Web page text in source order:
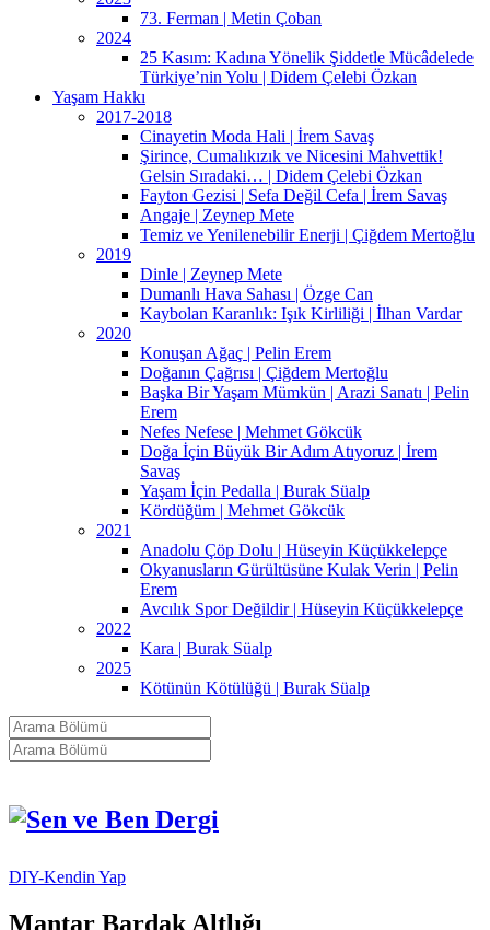
73. Ferman | Metin Çoban
2024
25 Kasım: Kadına Yönelik Şiddetle Mücâdelede
Türkiye’nin Yolu | Didem Çelebi Özkan
Yaşam Hakkı
2017-2018
Cinayetin Moda Hali | İrem Savaş
Şirince, Cumalıkızık ve Nicesini Mahvettik!
Gelsin Sıradaki… | Didem Çelebi Özkan
Fayton Gezisi | Sefa Değil Cefa | İrem Savaş
Angaje | Zeynep Mete
Temiz ve Yenilenebilir Enerji | Çiğdem Mertoğlu
2019
Dinle | Zeynep Mete
Dumanlı Hava Sahası | Özge Can
Kaybolan Karanlık: Işık Kirliliği | İlhan Vardar
2020
Konuşan Ağaç | Pelin Erem
Doğanın Çağrısı | Çiğdem Mertoğlu
Başka Bir Yaşam Mümkün | Arazi Sanatı | Pelin
Erem
Nefes Nefese | Mehmet Gökcük
Doğa İçin Büyük Bir Adım Atıyoruz | İrem
Savaş
Yaşam İçin Pedalla | Burak Süalp
Kördüğüm | Mehmet Gökcük
2021
Anadolu Çöp Dolu | Hüseyin Küçükkelepçe
Okyanusların Gürültüsüne Kulak Verin | Pelin
Erem
Avcılık Spor Değildir | Hüseyin Küçükkelepçe
2022
Kara | Burak Süalp
2025
Kötünün Kötülüğü | Burak Süalp
DIY-Kendin Yap
Mantar Bardak Altlığı